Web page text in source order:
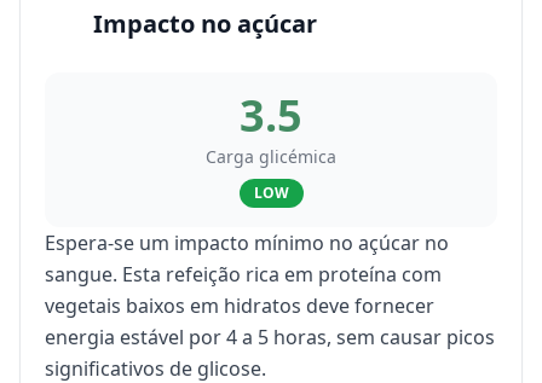
Impacto no açúcar
3.5
Carga glicémica
LOW
Espera-se um impacto mínimo no açúcar no
sangue. Esta refeição rica em proteína com
vegetais baixos em hidratos deve fornecer
energia estável por 4 a 5 horas, sem causar picos
significativos de glicose.